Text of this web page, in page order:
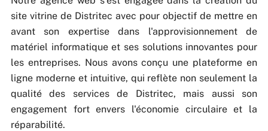
site vitrine de Distritec avec pour objectif de mettre en
avant son expertise dans l'approvisionnement de
matériel informatique et ses solutions innovantes pour
les entreprises. Nous avons conçu une plateforme en
ligne moderne et intuitive, qui reflète non seulement la
qualité des services de Distritec, mais aussi son
engagement fort envers l'économie circulaire et la
réparabilité.